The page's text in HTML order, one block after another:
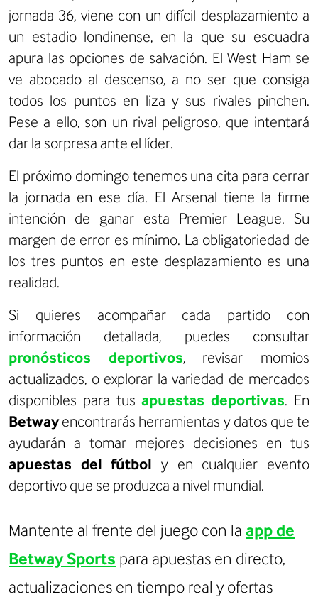
jornada 36, viene con un difícil desplazamiento a
un estadio londinense, en la que su escuadra
apura las opciones de salvación. El West Ham se
ve abocado al descenso, a no ser que consiga
todos los puntos en liza y sus rivales pinchen.
Pese a ello, son un rival peligroso, que intentará
dar la sorpresa ante el líder.
El próximo domingo tenemos una cita para cerrar
la jornada en ese día. El Arsenal tiene la firme
intención de ganar esta Premier League. Su
margen de error es mínimo. La obligatoriedad de
los tres puntos en este desplazamiento es una
realidad.
Si quieres acompañar cada partido con
información detallada, puedes consultar
pronósticos deportivos, revisar momios
actualizados, o explorar la variedad de mercados
disponibles para tusapuestas deportivas. En
Betwayencontrarás herramientas y datos que te
ayudarán a tomar mejores decisiones en tus
apuestas del fútbol y en cualquier evento
deportivo que se produzca a nivel mundial.
Mantente al frente del juego con la app de
Betway Sports para apuestas en directo,
actualizaciones en tiempo real y ofertas